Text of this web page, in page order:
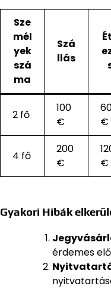
Sze
mél
yek
szá
ma
Szá
llás
2 fő
100
€
€
4 fő
200
€
€
Gyakori Hibák
érdemes